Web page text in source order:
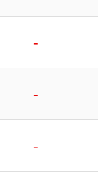
-
-
-